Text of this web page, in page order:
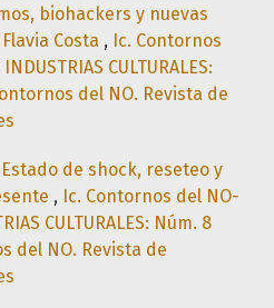
biohackers y nuevas
Costa , Ic. Contornos
CULTURALES:
del NO. Revista de
Estado de shock, reseteo y
, Ic. Contornos del NO-
CULTURALES: Núm. 8
del NO. Revista de